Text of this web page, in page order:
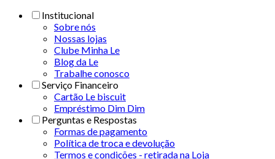
Institucional
Sobre nós
Nossas lojas
Clube Minha Le
Blog da Le
Trabalhe conosco
Serviço Financeiro
Cartão Le biscuit
Empréstimo Dim Dim
Perguntas e Respostas
Formas de pagamento
Política de troca e devolução
Termos e condições - retirada na Loja